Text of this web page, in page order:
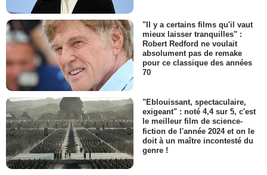
"Il y a certains films qu'il vaut
mieux laisser tranquilles" :
Robert Redford ne voulait
absolument pas de remake
pour ce classique des années
70
"Eblouissant, spectaculaire,
exigeant" : noté 4,4 sur 5, c'est
le meilleur film de science-
fiction de l'année 2024 et on le
doit à un maître incontesté du
genre !